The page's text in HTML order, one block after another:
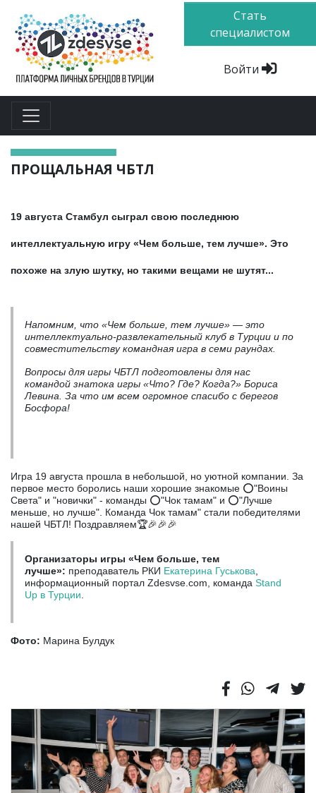
Стать
специалистом
Войти
ПРОЩАЛЬНАЯ ЧБТЛ
19 августа Стамбул сыграл свою последнюю
интеллектуальную игру «Чем больше, тем лучше». Это
похоже на злую шутку, но такими вещами не шутят...
Напомним, что «Чем больше, тем лучше» — это
интеллектуально-развлекательный клуб в Турции и по
совместительству командная игра в семи раундах.
Вопросы для игры ЧБТЛ подготовлены для нас
командой знатока игры «Что? Где? Когда?» Бориса
Левина. За что им всем огромное спасибо с берегов
Босфора!
Игра 19 августа прошла в небольшой, но уютной компании. За
первое место боролись наши хорошие знакомые ⭕"Воины
Света" и "новички" - команды ⭕"Чок тамам" и ⭕"Лучше
меньше, но лучше". Команда Чок тамам" стали победителями
нашей ЧБТЛ! Поздравляем🏆🎉🎉🎉
Организаторы игры «Чем больше, тем
лучше»: преподаватель РКИ Екатерина Гуськова,
информационный портал Zdesvse.com, команда Stand
Up в Турции.
Фото: Марина Булдук